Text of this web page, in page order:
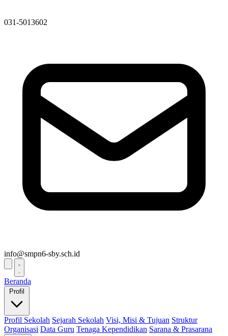
031-5013602
info@smpn6-sby.sch.id
Beranda
Profil
Profil Sekolah Sejarah Sekolah Visi, Misi & Tujuan Struktur
Organisasi Data Guru Tenaga Kependidikan Sarana & Prasarana